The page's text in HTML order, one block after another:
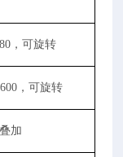
，可旋转
，可旋转
加